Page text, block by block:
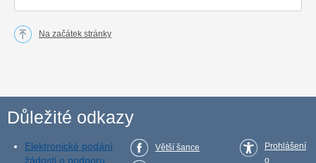
Na začátek stránky
Důležité odkazy
Elektronické podání
žádosti o podporu
Větší šance
Prohlášení
o